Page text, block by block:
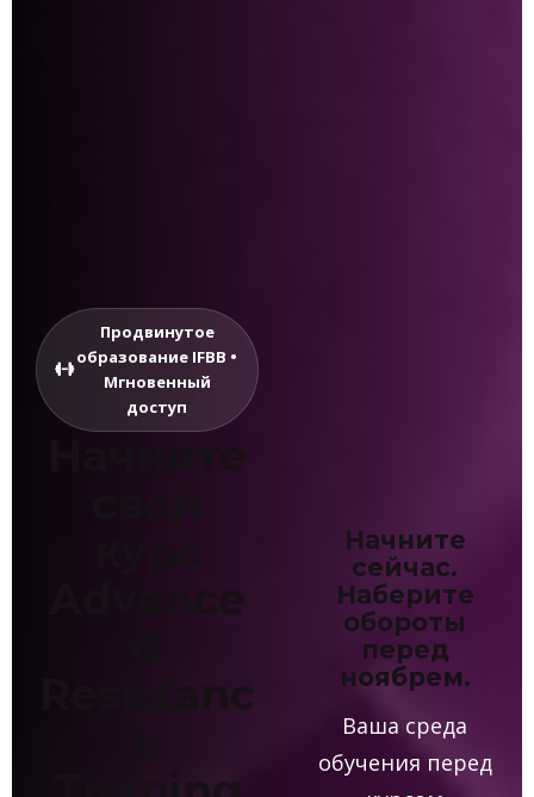
Продвинутое
образование IFBB •
Мгновенный
доступ
Resistanc
Начните
сейчас.
Наберите
обороты
перед
ноябрем.
Ваша среда
обучения перед